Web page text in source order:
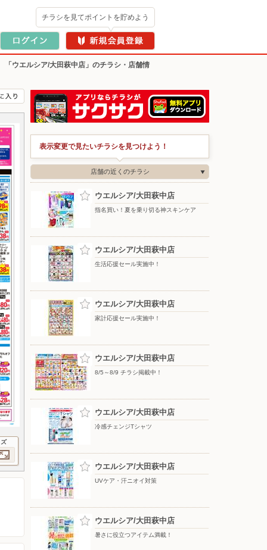
チラシを見てポイントを貯めよう
「ウエルシア/大田萩中店」のチラシ・店舗情
表示変更で見たいチラシを見つけよう！
店舗の近くのチラシ
ウエルシア/大田萩中店
指名買い！夏を乗り切る神スキンケア
ウエルシア/大田萩中店
生活応援セール実施中！
ウエルシア/大田萩中店
家計応援セール実施中！
ウエルシア/大田萩中店
8/5～8/9 チラシ掲載中！
ウエルシア/大田萩中店
冷感チェンジTシャツ
ウエルシア/大田萩中店
UVケア・汗ニオイ対策
ウエルシア/大田萩中店
暑さに役立つアイテム満載！